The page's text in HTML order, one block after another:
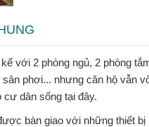
với 2 phòng ngủ, 2 phòng
sân phơi... nhưng căn hộ vẫn
cư dân sống tại đây.
bàn giao với những thiết bị